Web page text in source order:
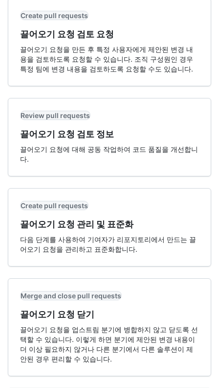
Create pull requests
끌어오기 요청 검토 요청
끌어오기 요청을 만든 후 특정 사용자에게 제안된 변경 내
용을 검토하도록 요청할 수 있습니다. 조직 구성원인 경우
특정 팀에 변경 내용을 검토하도록 요청할 수도 있습니다.
Review pull requests
끌어오기 요청 검토 정보
끌어오기 요청에 대해 공동 작업하여 코드 품질을 개선합니
다.
Create pull requests
끌어오기 요청 관리 및 표준화
다음 단계를 사용하여 기여자가 리포지토리에서 만드는 끌
어오기 요청을 관리하고 표준화합니다.
Merge and close pull requests
끌어오기 요청 닫기
끌어오기 요청을 업스트림 분기에 병합하지 않고 닫도록 선
택할 수 있습니다. 이렇게 하면 분기에 제안된 변경 내용이
더 이상 필요하지 않거나 다른 분기에서 다른 솔루션이 제
안된 경우 편리할 수 있습니다.